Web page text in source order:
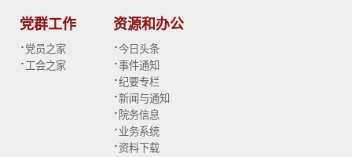
党群工作
· 党员之家
· 工会之家
资源和办公
·今日头条
·事件通知
·纪要专栏
·新闻与通知
· 院务信息
· 业务系统
·资料下载